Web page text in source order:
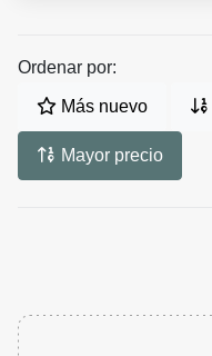
Ordenar por:
Más nuevo
Mayor precio